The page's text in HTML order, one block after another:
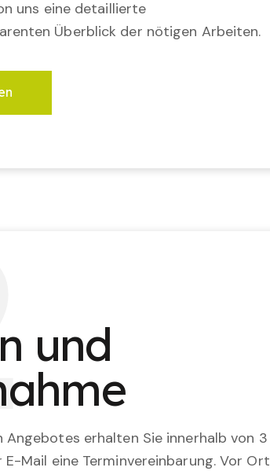
uns eine detaillierte
Überblick der nötigen Arbeiten.
und
Angebotes erhalten Sie innerhalb von 3
Mail eine Terminvereinbarung. Vor Ort